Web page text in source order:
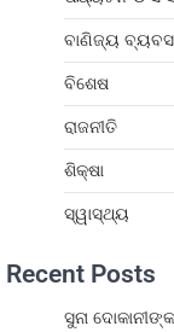
ବାଣିଜ୍ୟ
ବିଶେଷ
ରାଜନୀତି
ଶିକ୍ଷା
ସ୍ୱାସ୍ଥ୍ୟ
Recent Posts
ସୁନା